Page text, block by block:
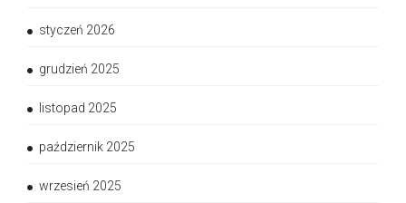
styczeń 2026
grudzień 2025
listopad 2025
październik 2025
wrzesień 2025